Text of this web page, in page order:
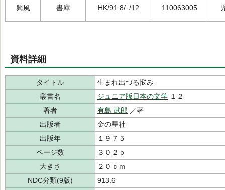
興風 書庫 HK/91.8/ﾆ/12 110063005
資料詳細
タイトル
生まれ出づる悩み
叢書名
ジュニア版日本の文学 １２
著者
有島 武郎 ／著
出版者
金の星社
出版年
１９７５
ページ数
３０２ｐ
大きさ
２０ｃｍ
NDC分類(9版)
913.6